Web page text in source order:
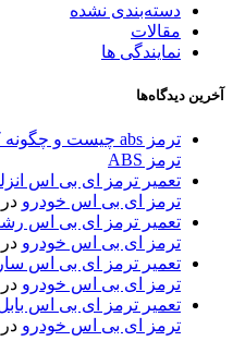
دسته‌بندی نشده
مقالات
نمایندگی ها
آخرین دیدگاه‌ها
ترمز abs چیست و چگونه کار می کند؟ | ای بی اس اتحاد
ترمز ABS
تعمیر ترمز ای بی اس
ترمز ای بی اس خودرو در
تعمیر ترمز ای بی اس
ترمز ای بی اس خودرو در
تعمیر ترمز ای بی اس
ترمز ای بی اس خودرو در
تعمیر ترمز ای بی اس
ترمز ای بی اس خودرو در